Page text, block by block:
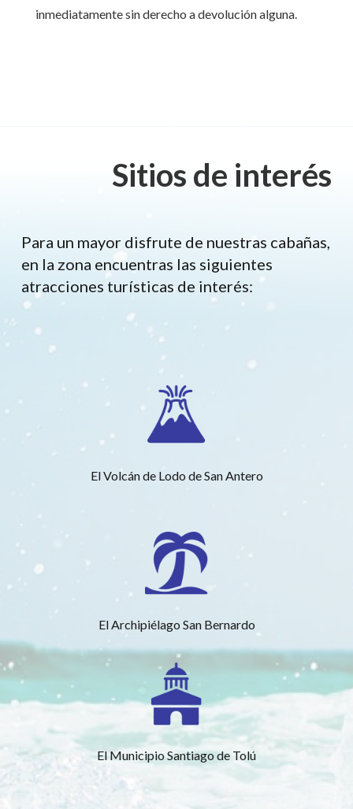
inmediatamente sin derecho a devolución alguna.
Sitios de interés
Para un mayor disfrute de nuestras cabañas,
en la zona encuentras las siguientes
atracciones turísticas de interés:
El Volcán de Lodo de San Antero
El Archipiélago San Bernardo
El Municipio Santiago de Tolú